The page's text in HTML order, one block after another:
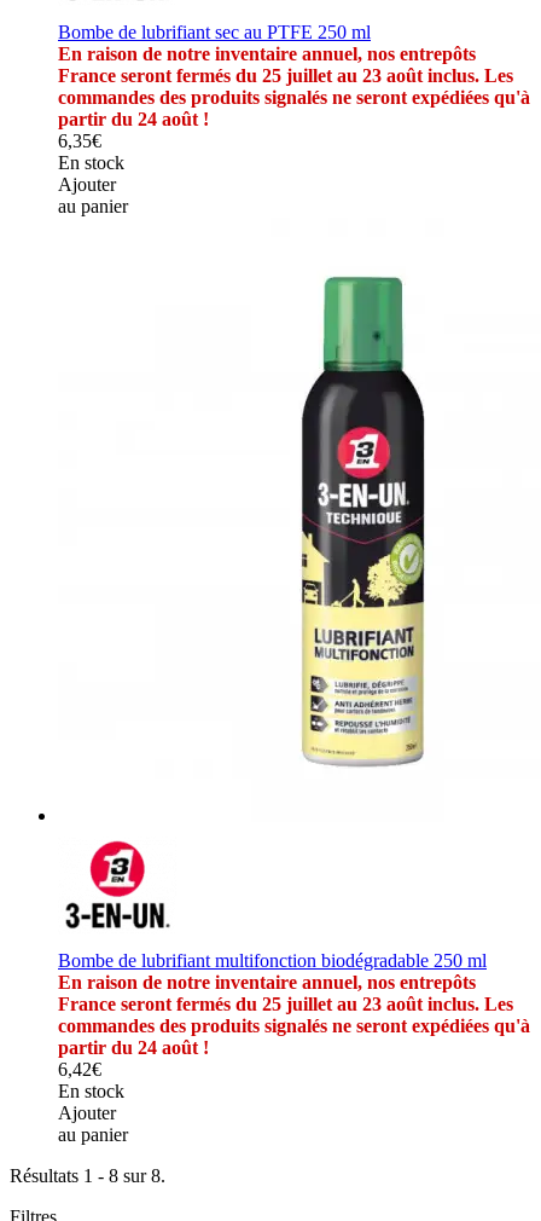
Bombe de lubrifiant sec au PTFE 250 ml
En raison de notre inventaire annuel, nos entrepôts
France seront fermés du 25 juillet au 23 août inclus. Les
commandes des produits signalés ne seront expédiées qu'à
partir du 24 août !
6,35€
En stock
Ajouter
au panier
Bombe de lubrifiant multifonction biodégradable 250 ml
En raison de notre inventaire annuel, nos entrepôts
France seront fermés du 25 juillet au 23 août inclus. Les
commandes des produits signalés ne seront expédiées qu'à
partir du 24 août !
6,42€
En stock
Ajouter
au panier
Résultats 1 - 8 sur 8.